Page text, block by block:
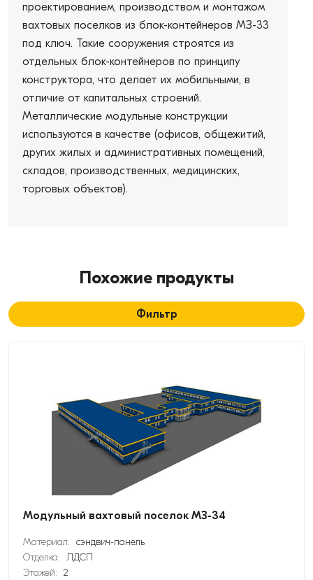
проектированием, производством и монтажом
вахтовых поселков из блок-контейнеров МЗ-33
под ключ. Такие сооружения строятся из
отдельных блок-контейнеров по принципу
конструктора, что делает их мобильными, в
отличие от капитальных строений.
Металлические модульные конструкции
используются в качестве (офисов, общежитий,
других жилых и административных помещений,
складов, производственных, медицинских,
торговых объектов).
Похожие продукты
Фильтр
Модульный вахтовый поселок МЗ-34
Материал: сэндвич-панель
Отделка: ЛДСП
Этажей: 2